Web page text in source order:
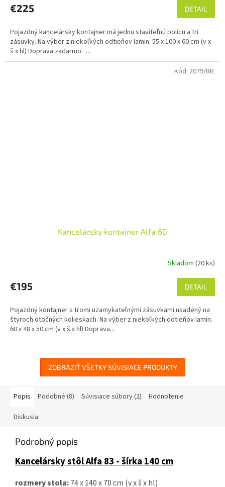
€225 DETAIL
Pojazdný kancelársky kontajner má jednu staviteľnú policu a tri
zásuvky. Na výber z niekoľkých odtieňov lamin. 55 x 100 x 60 cm (v x
š x hl) Doprava zadarmo. ...
Kancelársky kontajner Alfa 60
Skladom (20 ks)
€195 DETAIL
Pojazdný kontajner s tromi uzamykateľnými zásuvkami usadený na
štyroch otočných kolieskach. Na výber z niekoľkých odtieňov lamin.
60 x 48 x 50 cm (v x š x hl) Doprava...
Kód: 2079/BIE
ZOBRAZIŤ VŠETKY SÚVISIACE PRODUKTY
Popis Podobné (8) Súvisiace súbory (2) Hodnotenie
Diskusia
Podrobný popis
Kancelársky stôl Alfa 83 - šírka 140 cm
rozmery stola:74 x 140 x 70 cm (v x š x hl)